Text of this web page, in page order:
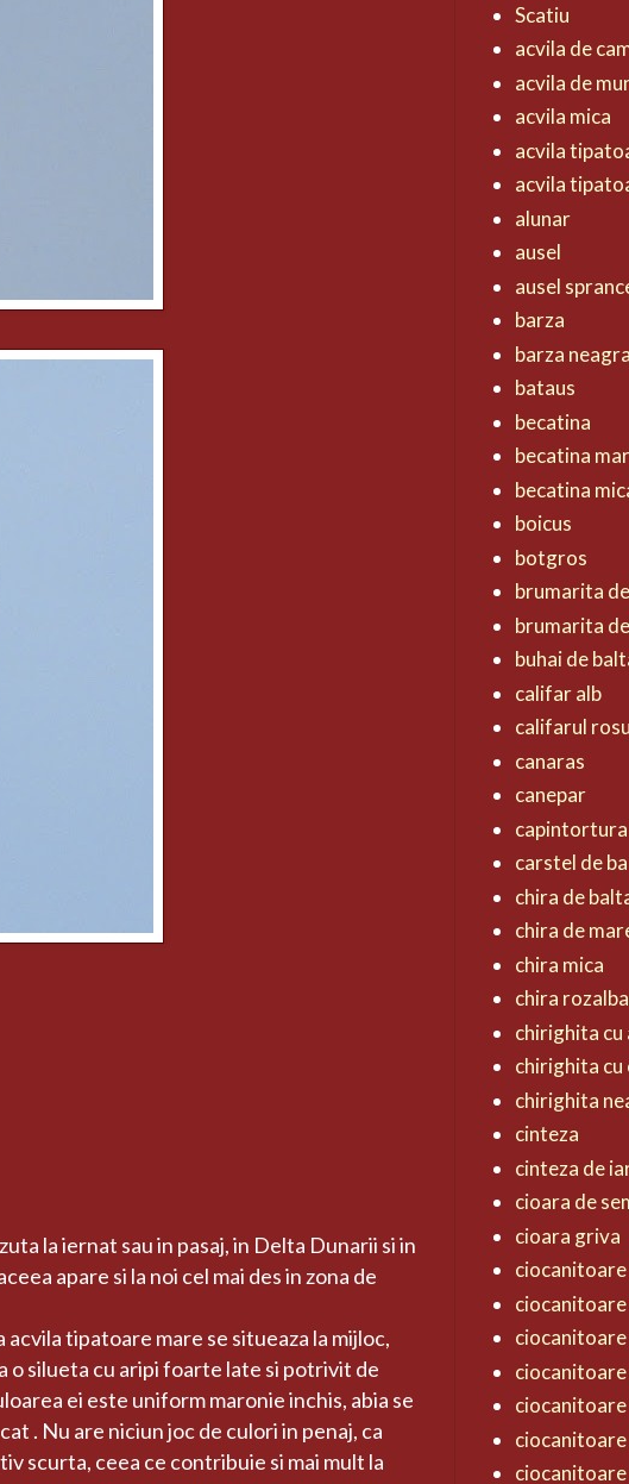
la iernat sau in pasaj, in Delta Dunarii si in
apare si la noi cel mai des in zona de
acvila tipatoare mare se situeaza la mijloc,
o silueta cu aripi foarte late si potrivit de
ei este uniform maronie inchis, abia se
. Nu are niciun joc de culori in penaj, ca
scurta, ceea ce contribuie si mai mult la
Scatiu
acvila de
acvila de
acvila mica
acvila
acvila
alunar
ausel
ausel
barza
barza
bataus
becatina
becatina
becatina
boicus
botgros
brumarita
brumarita
buhai de
califar alb
califarul
canaras
canepar
capintortura
carstel de
chira de
chira de
chira mica
chira rozalba
chirighita cu
chirighita cu
chirighita
cinteza
cinteza de
cioara de
cioara griva
ciocanitoare